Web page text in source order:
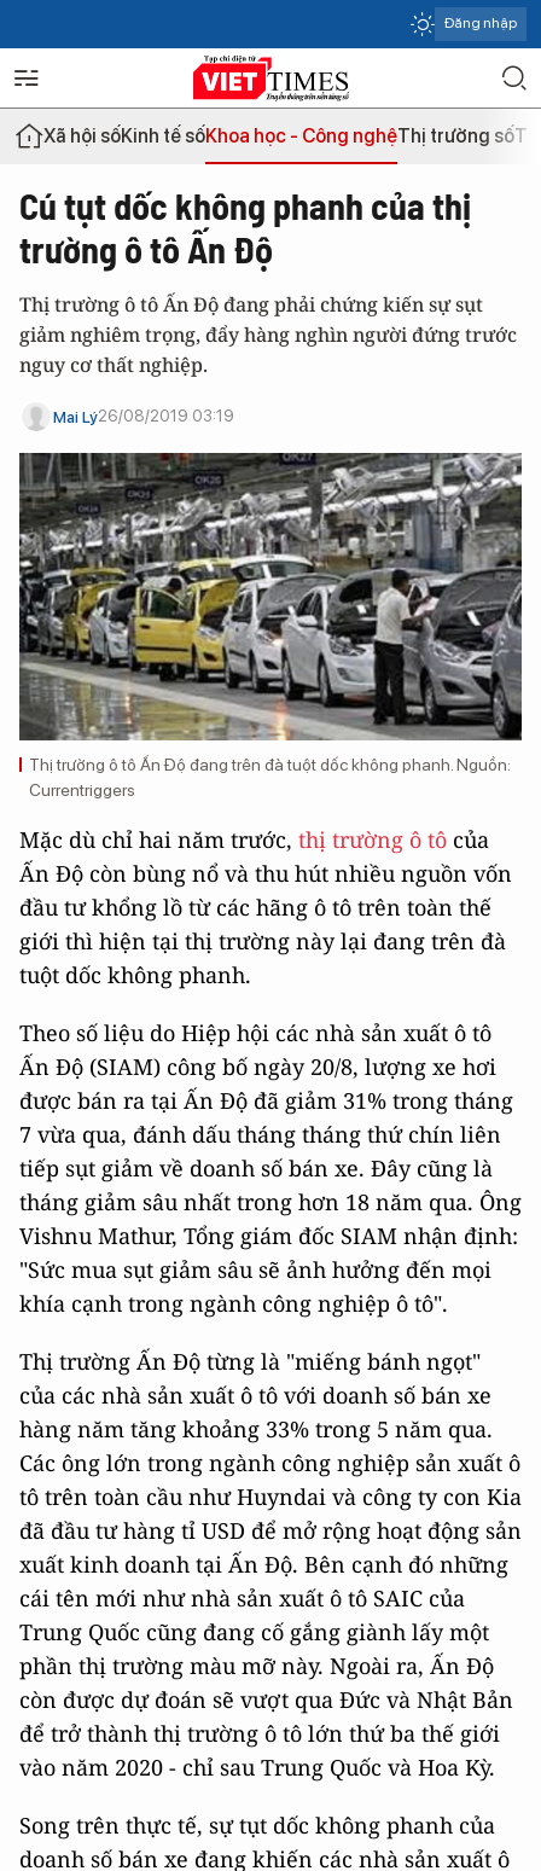
Đăng nhập
Xã hội sốKinh tế sốKhoa học - Công nghệThị trường số
Cú tụt dốc không phanh của thị
trường ô tô Ấn Độ
Thị trường ô tô Ấn Độ đang phải chứng kiến sự sụt
giảm nghiêm trọng, đẩy hàng nghìn người đứng trước
nguy cơ thất nghiệp.
Mai Lý26/08/2019 03:19
Thị trường ô tô Ấn Độ đang trên đà tuột dốc không phanh. Nguồn:
Currentriggers
Mặc dù chỉ hai năm trước, thị trường ô tô của
Ấn Độ còn bùng nổ và thu hút nhiều nguồn vốn
đầu tư khổng lồ từ các hãng ô tô trên toàn thế
giới thì hiện tại thị trường này lại đang trên đà
tuột dốc không phanh.
Theo số liệu do Hiệp hội các nhà sản xuất ô tô
Ấn Độ (SIAM) công bố ngày 20/8, lượng xe hơi
được bán ra tại Ấn Độ đã giảm 31% trong tháng
7 vừa qua, đánh dấu tháng tháng thứ chín liên
tiếp sụt giảm về doanh số bán xe. Đây cũng là
tháng giảm sâu nhất trong hơn 18 năm qua. Ông
Vishnu Mathur, Tổng giám đốc SIAM nhận định:
"Sức mua sụt giảm sâu sẽ ảnh hưởng đến mọi
khía cạnh trong ngành công nghiệp ô tô".
Thị trường Ấn Độ từng là "miếng bánh ngọt"
của các nhà sản xuất ô tô với doanh số bán xe
hàng năm tăng khoảng 33% trong 5 năm qua.
Các ông lớn trong ngành công nghiệp sản xuất ô
tô trên toàn cầu như Huyndai và công ty con Kia
đã đầu tư hàng tỉ USD để mở rộng hoạt động sản
xuất kinh doanh tại Ấn Độ. Bên cạnh đó những
cái tên mới như nhà sản xuất ô tô SAIC của
Trung Quốc cũng đang cố gắng giành lấy một
phần thị trường màu mỡ này. Ngoài ra, Ấn Độ
còn được dự đoán sẽ vượt qua Đức và Nhật Bản
để trở thành thị trường ô tô lớn thứ ba thế giới
vào năm 2020 - chỉ sau Trung Quốc và Hoa Kỳ.
Song trên thực tế, sự tụt dốc không phanh của
doanh số bán xe đang khiến các nhà sản xuất ô